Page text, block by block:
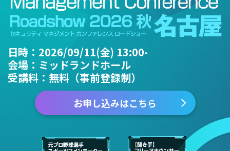
日時： 2026/09/11(金) 13:00-
会場： ミッドランドホール
受講料： 無料（事前登録制）
お申し込みはこちら